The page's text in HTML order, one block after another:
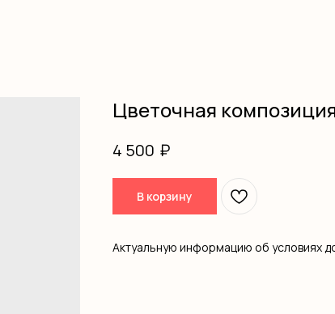
Цветочная
4 500 ₽
В корзину
Актуальную информацию об условиях